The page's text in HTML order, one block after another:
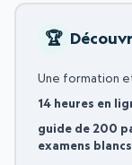
Une formation
14 heures en
guide de 200
examens